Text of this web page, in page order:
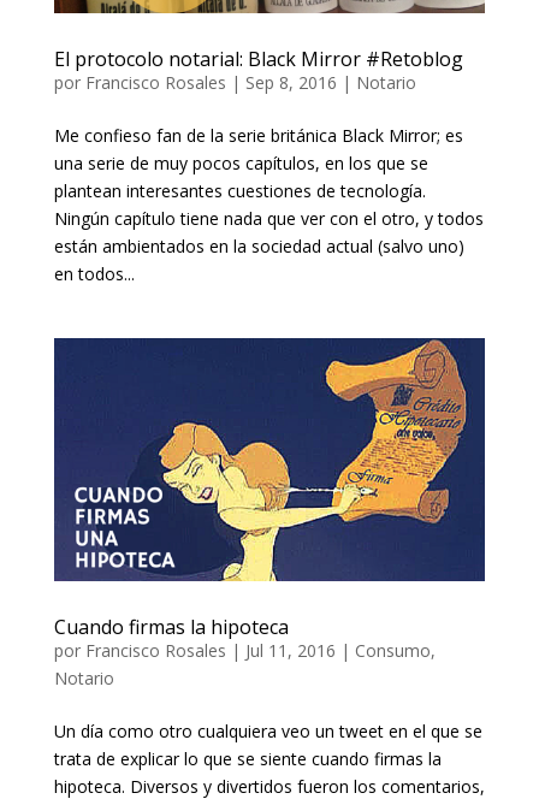
El protocolo notarial: Black Mirror #Retoblog
por Francisco Rosales | Sep 8, 2016 | Notario
Me confieso fan de la serie británica Black Mirror; es
una serie de muy pocos capítulos, en los que se
plantean interesantes cuestiones de tecnología.
Ningún capítulo tiene nada que ver con el otro, y todos
están ambientados en la sociedad actual (salvo uno)
en todos...
Cuando firmas la hipoteca
por Francisco Rosales | Jul 11, 2016 | Consumo,
Notario
Un día como otro cualquiera veo un tweet en el que se
trata de explicar lo que se siente cuando firmas la
hipoteca. Diversos y divertidos fueron los comentarios,